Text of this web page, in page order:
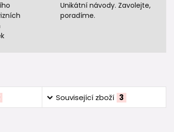
Unikátní návody. Zavolejte,
poradíme.
Související zboží 3